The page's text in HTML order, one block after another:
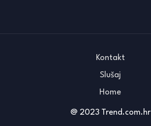
@ 2023 Trend.com.hr
Kontakt
Slušaj
Home